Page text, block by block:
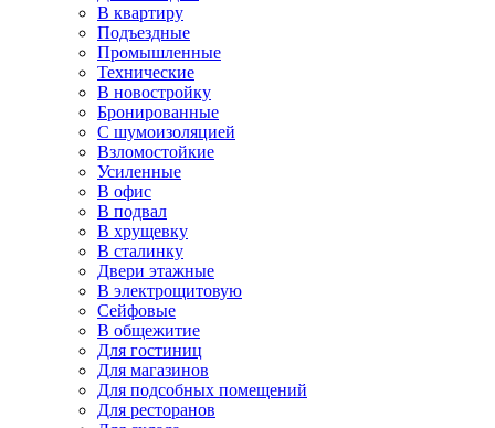
В квартиру
Подъездные
Промышленные
Технические
В новостройку
Бронированные
С шумоизоляцией
Взломостойкие
Усиленные
В офис
В подвал
В хрущевку
В сталинку
Двери этажные
В электрощитовую
Сейфовые
В общежитие
Для гостиниц
Для магазинов
Для подсобных помещений
Для ресторанов